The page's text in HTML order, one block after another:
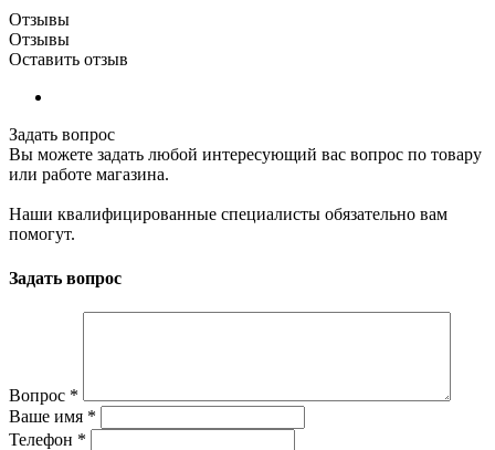
Отзывы
Отзывы
Оставить отзыв
Задать вопрос
Вы можете задать любой интересующий вас вопрос по товару
или работе магазина.
Наши квалифицированные специалисты обязательно вам
помогут.
Задать вопрос
Вопрос *
Ваше имя *
Телефон *